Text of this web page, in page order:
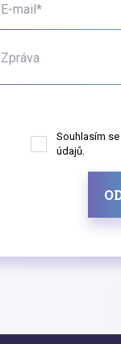
E-mail*
Zpráva
Souhlasím
údajů.